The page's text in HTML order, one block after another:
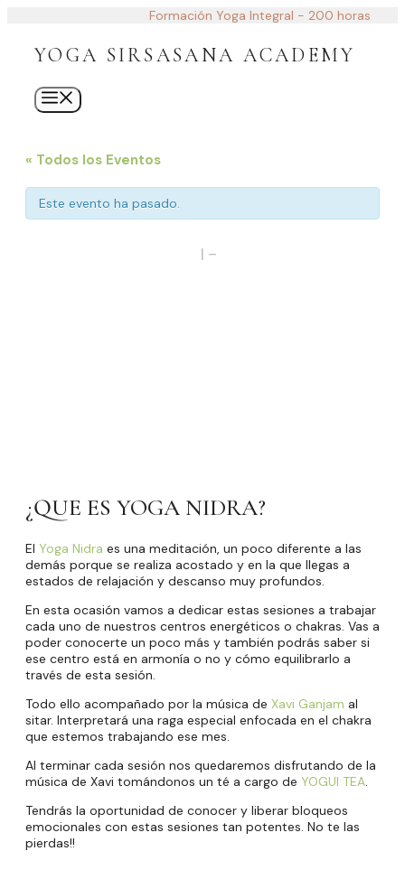
contenido
Formación Yoga Integral - 200 horas
YOGA SIRSASANA ACADEMY
Menú
« Todos los Eventos
Este evento ha pasado.
| –
¿QUE ES YOGA NIDRA?
El Yoga Nidra es una meditación, un poco diferente a las
demás porque se realiza acostado y en la que llegas a
estados de relajación y descanso muy profundos.
En esta ocasión vamos a dedicar estas sesiones a trabajar
cada uno de nuestros centros energéticos o chakras. Vas a
poder conocerte un poco más y también podrás saber si
ese centro está en armonía o no y cómo equilibrarlo a
través de esta sesión.
Todo ello acompañado por la música de Xavi Ganjam al
sitar. Interpretará una raga especial enfocada en el chakra
que estemos trabajando ese mes.
Al terminar cada sesión nos quedaremos disfrutando de la
música de Xavi tomándonos un té a cargo de YOGUI TEA.
Tendrás la oportunidad de conocer y liberar bloqueos
emocionales con estas sesiones tan potentes. No te las
pierdas!!